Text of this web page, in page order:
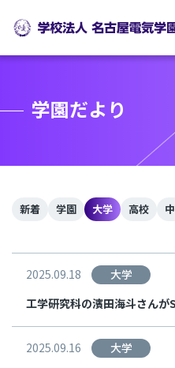
学園だより
新着 学園 大学 高校
2025.09.18
大学
工学研究科の濱田海斗さんが
2025.09.16
大学